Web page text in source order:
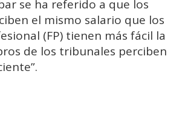
se ha referido a que los
el mismo salario que los
(FP) tienen más fácil la
de los tribunales perciben